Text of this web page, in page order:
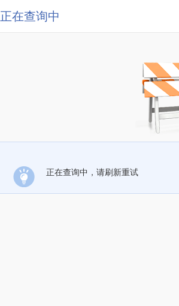
正在查询中
正在查询中，请刷新重试